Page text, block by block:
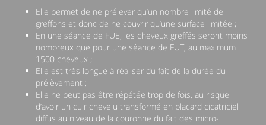
Elle permet de ne prélever qu’un nombre limité de
greffons et donc de ne couvrir qu’une surface limitée ;
En une séance de FUE, les cheveux greffés seront moins
nombreux que pour une séance de FUT, au maximum
1500 cheveux ;
Elle est très longue à réaliser du fait de la durée du
prélèvement ;
Elle ne peut pas être répétée trop de fois, au risque
d’avoir un cuir chevelu transformé en placard cicatriciel
diffus au niveau de la couronne du fait des micro-